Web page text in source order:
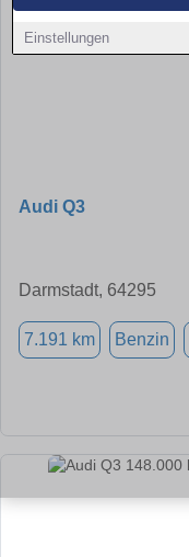
Einstellungen
Audi Q3
Darmstadt, 64295
7.191 km Benzin